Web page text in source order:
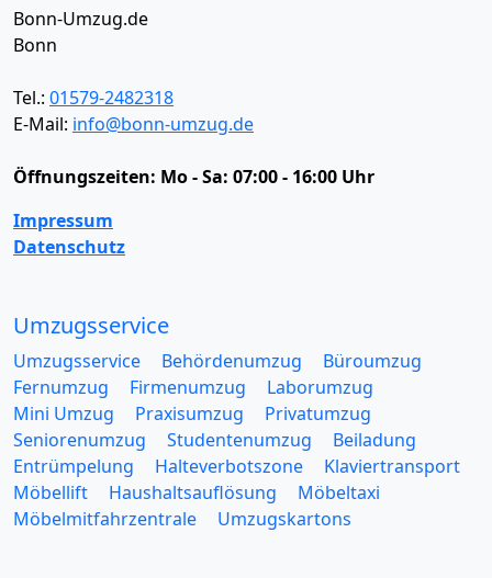
Bonn-Umzug.de
Bonn
Tel.: 01579-2482318
E-Mail: info@bonn-umzug.de
Öffnungszeiten: Mo - Sa: 07:00 - 16:00 Uhr
Impressum
Datenschutz
Umzugsservice
Umzugsservice Behördenumzug
Büroumzug
Fernumzug
Firmenumzug
Laborumzug
Mini Umzug
Praxisumzug
Privatumzug
Seniorenumzug
Studentenumzug
Beiladung
Entrümpelung
Halteverbotszone
Klaviertransport
Möbellift
Haushaltsauflösung
Möbeltaxi
Möbelmitfahrzentrale
Umzugskartons